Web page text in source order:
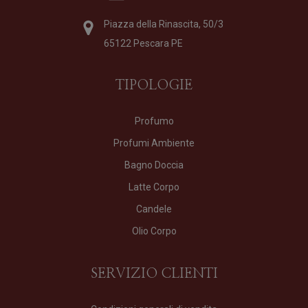
Piazza della Rinascita, 50/3
65122 Pescara PE
TIPOLOGIE
Profumo
Profumi Ambiente
Bagno Doccia
Latte Corpo
Candele
Olio Corpo
SERVIZIO CLIENTI